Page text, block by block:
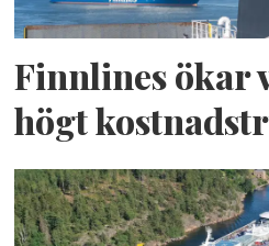
Finnlines ökar
högt